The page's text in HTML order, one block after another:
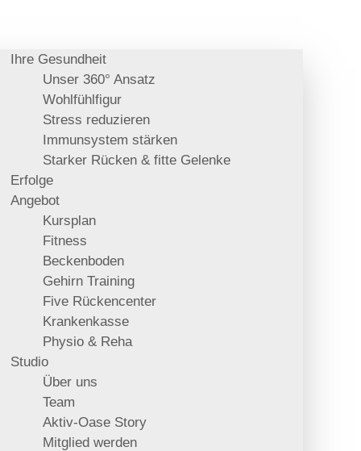
Ihre Gesundheit
Unser 360° Ansatz
Wohlfühlfigur
Stress reduzieren
Immunsystem stärken
Starker Rücken & fitte Gelenke
Erfolge
Angebot
Kursplan
Fitness
Beckenboden
Gehirn Training
Five Rückencenter
Krankenkasse
Physio & Reha
Studio
Über uns
Team
Aktiv-Oase Story
Mitglied werden